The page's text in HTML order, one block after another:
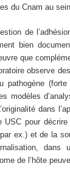
du Cnam au
de
bien
que
observe
pathogène
modèles
dans
USC pour
par ex.) et de la
de l’hôte